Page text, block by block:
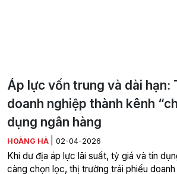
Áp lực vốn trung và dài hạn:
doanh nghiệp thành kênh
dụng ngân hàng
HOÀNG HÀ 02-04-2026
Khi dư địa áp lực lãi suất, tỷ giá và tín
càng chọn lọc, thị trường trái phiếu